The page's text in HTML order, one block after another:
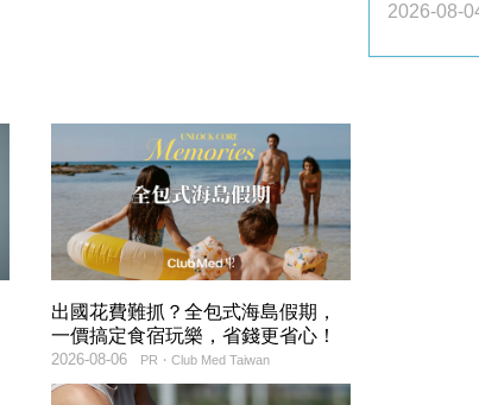
出國花費難抓？全包式海島假期，
一價搞定食宿玩樂，省錢更省心！
PR・Club Med Taiwan
2026-08-06
2026-08-